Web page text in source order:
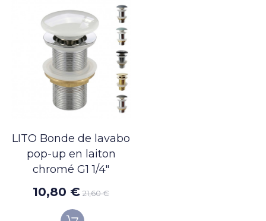
LITO Bonde de lavabo
pop-up en laiton
chromé G1 1/4"
10,80 € 21,60 €